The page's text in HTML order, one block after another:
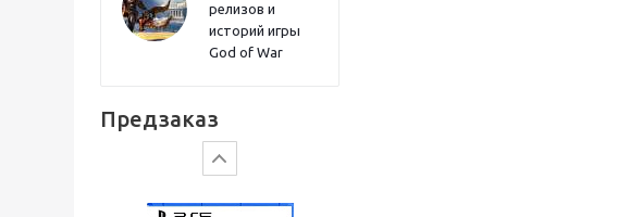
релизов и
историй игры
God of War
Предзаказ